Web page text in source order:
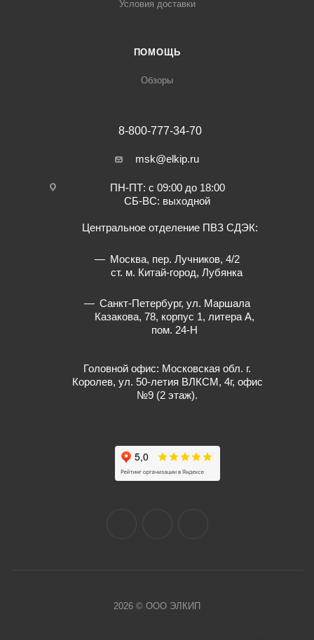
Условия доставки
ПОМОЩЬ
Обзоры
8-800-777-34-70
msk@elkip.ru
ПН-ПТ: с 09:00 до 18:00
СБ-ВС: выходной
Центральное отделение ПВЗ СДЭК:
Москва, пер. Лучников, 4/2
ст. м. Китай-город, Лубянка
Санкт-Петербург, ул. Маршала
Казакова, 78, корпус 1, литера А,
пом. 24-Н
Головной офис: Московская обл. г.
Королев, ул. 50-летия ВЛКСМ, 4г, офис
№9 (2 этаж).
2026 © ООО ЭЛКИП